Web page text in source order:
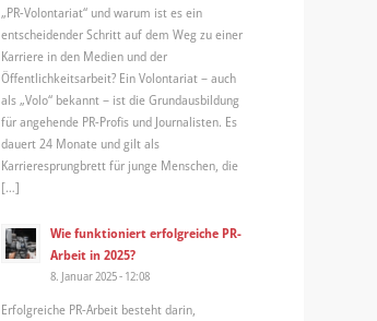
„PR-Volontariat“ und warum ist es ein
entscheidender Schritt auf dem Weg zu einer
Karriere in den Medien und der
Öffentlichkeitsarbeit? Ein Volontariat – auch
als „Volo“ bekannt – ist die Grundausbildung
für angehende PR-Profis und Journalisten. Es
dauert 24 Monate und gilt als
Karrieresprungbrett für junge Menschen, die
[…]
Wie funktioniert erfolgreiche PR-
Arbeit in 2025?
8. Januar 2025 - 12:08
Erfolgreiche PR-Arbeit besteht darin,